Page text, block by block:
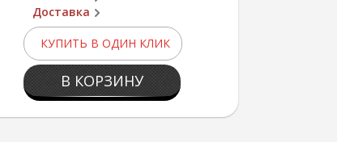
Доставка
КУПИТЬ В ОДИН КЛИК
В КОРЗИНУ